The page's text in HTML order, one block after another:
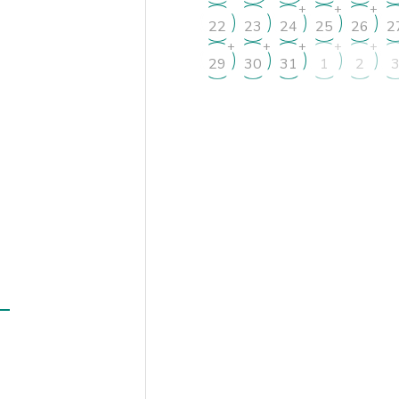
22 23 24
+
25
+
26
+
29
+
30
+
31
+
1
+
2
+